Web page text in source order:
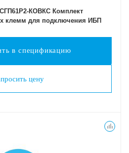
КОВКС Комплект
клемм для подключения ИБП
в спецификацию
цену